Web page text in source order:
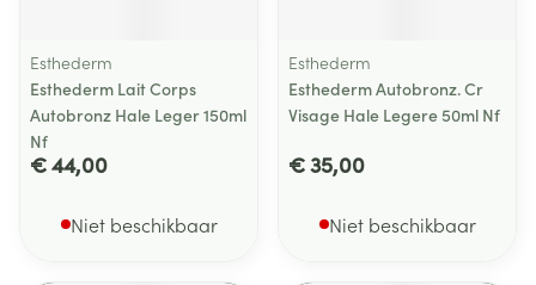
Esthederm
Esthederm Lait Corps
Autobronz Hale Leger 150ml
Nf
€ 44,00
Niet beschikbaar
Esthederm
Esthederm Autobronz. Cr
Visage Hale Legere 50ml Nf
€ 35,00
Niet beschikbaar